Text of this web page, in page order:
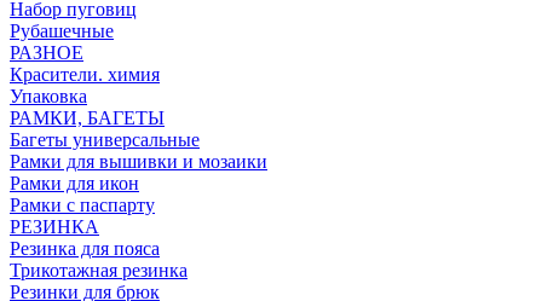
Набор пуговиц
Рубашечные
РАЗНОЕ
Красители. химия
Упаковка
РАМКИ, БАГЕТЫ
Багеты универсальные
Рамки для вышивки и мозаики
Рамки для икон
Рамки с паспарту
РЕЗИНКА
Резинка для пояса
Трикотажная резинка
Резинки для брюк